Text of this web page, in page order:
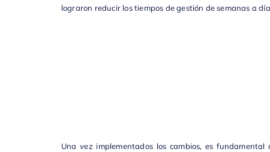
lograron reducir los tiempos de gestión de semanas a
Una vez implementados los cambios, es fundamental